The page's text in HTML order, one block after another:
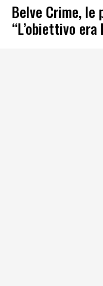
Belve Crime, le
“L’obiettivo